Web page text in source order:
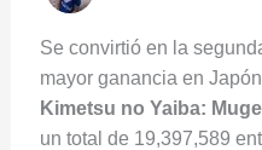
Se convirtió en la
mayor ganancia en Japón
Kimetsu no Yaiba:
un total de 19,397,589